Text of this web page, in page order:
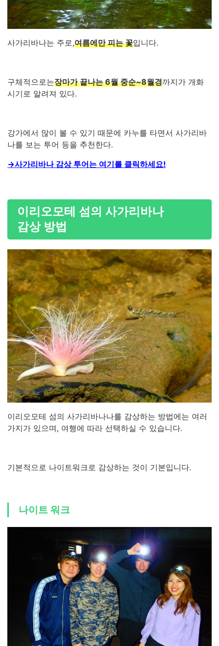
사가리바나는 주로,여름에만 피는 꽃입니다.
구체적으로는장마가 끝나는 6월 중순~8월경까지가 개화
시기로 알려져 있다.
강가에서 많이 볼 수 있기 때문에 카누를 타면서 사가리바
나를 보는 투어 등을 추천한다.
→사가리바나 감상 투어는 여기를 클릭하세요!
이리오모테 섬의 사가리바나
감상 방법
이리오모테 섬의 사가리바나나를 감상하는 방법에는 여러
가지가 있으며, 여행에 따라 선택하실 수 있습니다.
기본적으로 나이트워크로 감상하는 것이 기본입니다.
나이트 워크